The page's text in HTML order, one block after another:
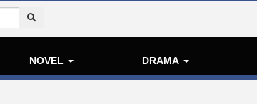
NOVEL DRAMA